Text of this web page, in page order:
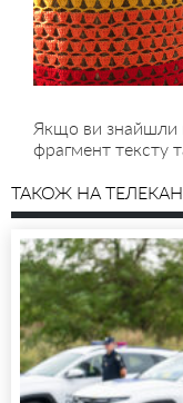
Якщо ви знайшли
фрагмент тексту
ТАКОЖ НА